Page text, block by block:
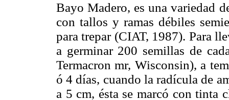
Bayo Madero, es una variedad
con tallos y ramas débiles
para trepar (CIAT, 1987). Para
a germinar 200 semillas de
Termacron mr, Wisconsin), a
ó 4 días, cuando la radícula de
a 5 cm, ésta se marcó con tinta